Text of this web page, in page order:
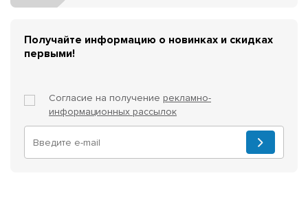
Получайте информацию о новинках и скидках
первыми!
Согласие на получение рекламно-
информационных рассылок